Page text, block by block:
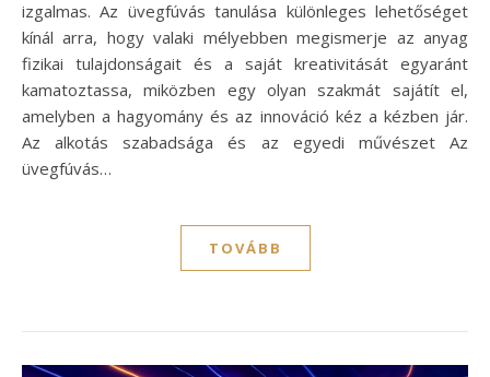
izgalmas. Az üvegfúvás tanulása különleges lehetőséget
kínál arra, hogy valaki mélyebben megismerje az anyag
fizikai tulajdonságait és a saját kreativitását egyaránt
kamatoztassa, miközben egy olyan szakmát sajátít el,
amelyben a hagyomány és az innováció kéz a kézben jár.
Az alkotás szabadsága és az egyedi művészet Az
üvegfúvás…
TOVÁBB